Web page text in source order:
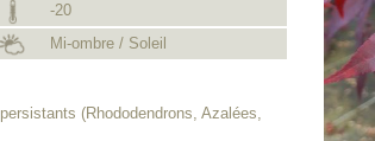
-20
Mi-ombre / Soleil
(Rhododendrons, Azalées,